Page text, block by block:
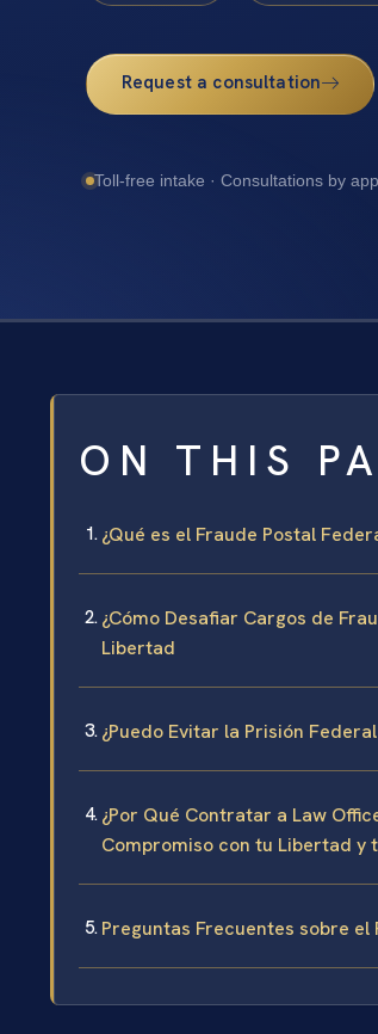
Request a consultation
Toll-free intake · Consultations by
ON THIS
¿Qué es el Fraude Postal
¿Cómo Desafiar Cargos de
Libertad
¿Puedo Evitar la Prisión
¿Por Qué Contratar a Law
Compromiso con tu Libertad y
Preguntas Frecuentes sobre